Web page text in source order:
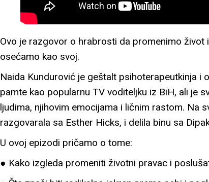
Ovo je razgovor o hrabrosti da promenimo život
osećamo kao svoj.
Naida Kundurović je geštalt psihoterapeutkinja i
pamte kao popularnu TV voditeljku iz BiH, ali je
ljudima, njihovim emocijama i ličnim rastom. Na
razgovarala sa Esther Hicks, i delila binu sa
U ovoj epizodi pričamo o tome:
● Kako izgleda promeniti životni pravac i